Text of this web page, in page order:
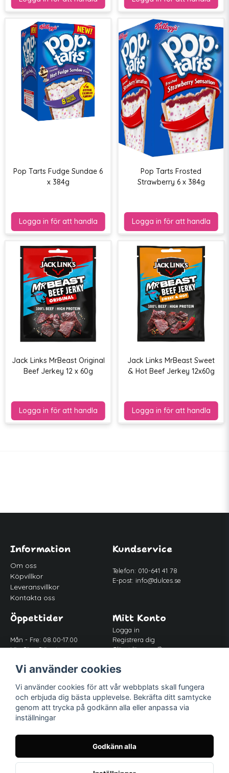
Pop Tarts Fudge Sundae 6
x 384g
Pop Tarts Frosted
Strawberry 6 x 384g
Jack Links MrBeast Original
Beef Jerkey 12 x 60g
Jack Links MrBeast Sweet
& Hot Beef Jerkey 12x60g
Information
Om oss
Köpvillkor
Leveransvillkor
Kontakta oss
Kundservice
Telefon: 010-641 41 78
E-post: info@dulces.se
Öppettider
Mån - Fre: 08.00-17.00
Lör-Sön: Stängt
Mitt Konto
Logga in
Registrera dig
Glömt lösenord?
Följ oss
Facebook
Instagram
Vi använder cookies
Vi använder cookies för att vår webbplats skall fungera
och erbjuda dig bästa upplevelse. Bekräfta ditt samtycke
genom att trycka på godkänn alla eller anpassa via
inställningar
Godkänn alla